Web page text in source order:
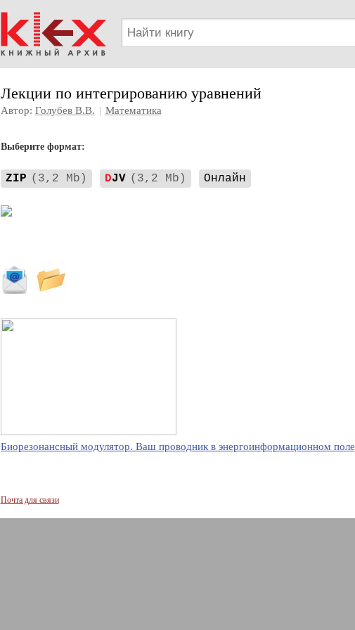
Лекции по интегрированию уравнений
Автор: Голубев В.В. | Математика
Выберите формат:
ZIP (3,2 Mb) DJV (3,2 Mb) Онлайн
Биорезонансный модулятор. Ваш проводник в энергоинформационном поле
Почта для связи